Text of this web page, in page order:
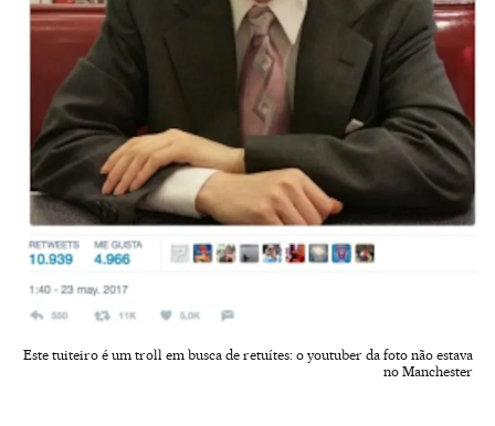
Este tuiteiro é um troll em busca de retuítes: o youtuber da foto não estava
no Manchester